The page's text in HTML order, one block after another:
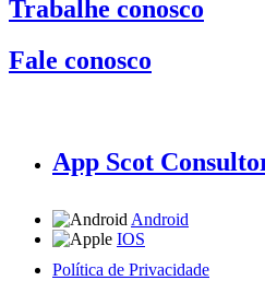
Trabalhe conosco
Fale conosco
App Scot
Android
IOS
Política de Privacidade